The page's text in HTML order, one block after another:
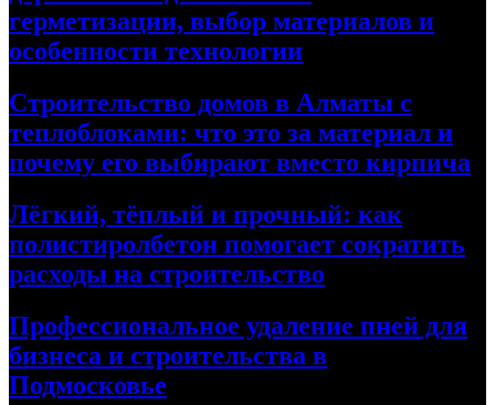
герметизации, выбор материалов и
особенности технологии
Строительство домов в Алматы с
теплоблоками: что это за материал и
почему его выбирают вместо кирпича
Лёгкий, тёплый и прочный: как
полистиролбетон помогает сократить
расходы на строительство
Профессиональное удаление пней для
бизнеса и строительства в
Подмосковье